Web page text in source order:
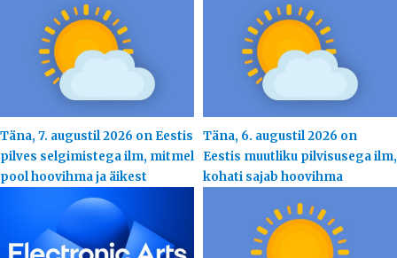
Täna, 7. augustil 2026 on Eestis
pilves selgimistega ilm, mitmel
pool hoovihma ja äikest
Täna, 6. augustil 2026 on
Eestis muutliku pilvisusega ilm,
kohati sajab hoovihma